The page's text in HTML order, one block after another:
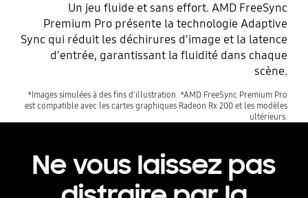
Un jeu fluide et sans effort. AMD FreeSync
Premium Pro présente la technologie Adaptive
Sync qui réduit les déchirures d'image et la latence
d'entrée, garantissant la fluidité dans chaque
scène.
*Images simulées à des fins d'illustration. *AMD FreeSync Premium Pro
est compatible avec les cartes graphiques Radeon Rx 200 et les modèles
ultérieurs.
Ne vous laissez pas